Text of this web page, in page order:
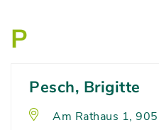
P
Pesch, Brigitte
Am Rathaus 1,